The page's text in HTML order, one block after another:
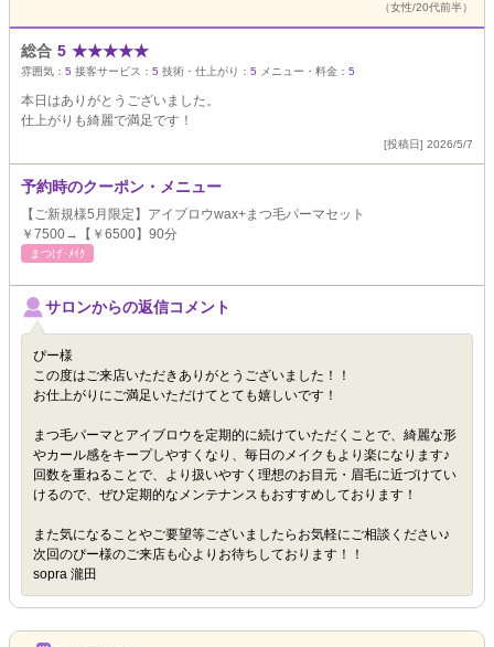
（女性/20代前半）
総合 5 ★★★★★
雰囲気： 5 接客サービス： 5 技術・仕上がり： 5 メニュー・料金： 5
本日はありがとうございました。
仕上がりも綺麗で満足です！
[投稿日] 2026/5/7
予約時のクーポン・メニュー
【ご新規様5月限定】アイブロウwax+まつ毛パーマセット
￥7500→【￥6500】90分
まつげ･ﾒｲｸ
サロンからの返信コメント
ぴー様
この度はご来店いただきありがとうございました！！
お仕上がりにご満足いただけてとても嬉しいです！
まつ毛パーマとアイブロウを定期的に続けていただくことで、綺麗な形
やカール感をキープしやすくなり、毎日のメイクもより楽になります♪
回数を重ねることで、より扱いやすく理想のお目元・眉毛に近づけてい
けるので、ぜひ定期的なメンテナンスもおすすめしております！
また気になることやご要望等ございましたらお気軽にご相談ください♪
次回のぴー様のご来店も心よりお待ちしております！！
sopra 瀧田